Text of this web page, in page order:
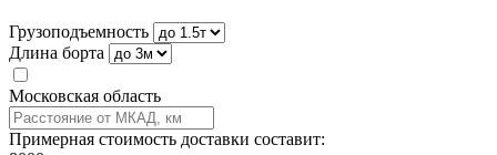
Грузоподъемность
Длина борта
Московская область
Примерная стоимость доставки составит: